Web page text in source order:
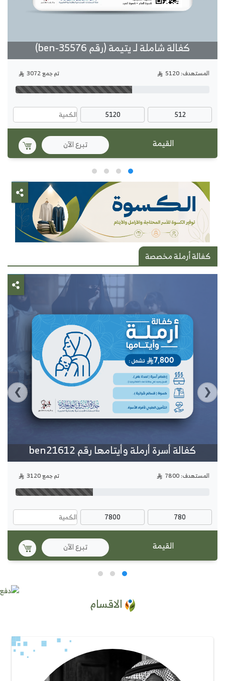
كفالة شاملة لـ يتيمة (رقم ben-35576)
المستهدف: 5120 تم جمع 3072
512
5120
تبرع الآن
كفالة أرملة مخصصة
كفالة أسرة أرملة وأيتامها رقم ben21612
المستهدف: 7800 تم جمع 3120
780
7800
تبرع الآن
‹
›
الاقسام